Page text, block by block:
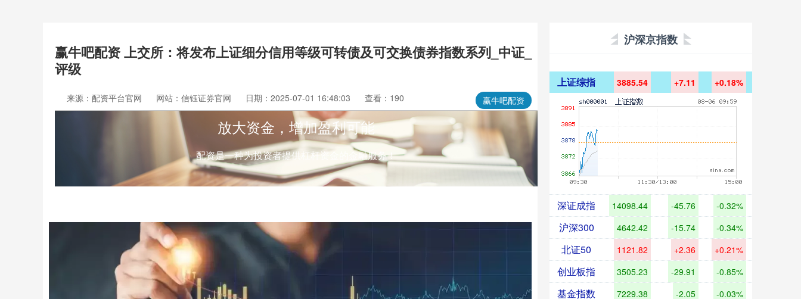
赢牛吧配资 上交所：将发布上证细分信用等级可转债及可交换债券指数系列_中证_
评级
赢牛吧配资
来源：配资平台官网 网站：信钰证券官网 日期：2025-07-01 16:48:03 查看：190
放大资金，增加盈利可能
配资是一种为投资者提供杠杆资金的金融服务！
沪深京指数
上证综指 3885.54 +7.11 +0.18%
深证成指 14098.44 -45.76 -0.32%
沪深300 4642.42 -15.74 -0.34%
北证50 1121.82 +2.36 +0.21%
创业板指 3505.23 -29.91 -0.85%
基金指数 7229.38 -2.05 -0.03%